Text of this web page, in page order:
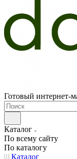
Готовый интернет-
Каталог
По всему сайту
По каталогу
Каталог